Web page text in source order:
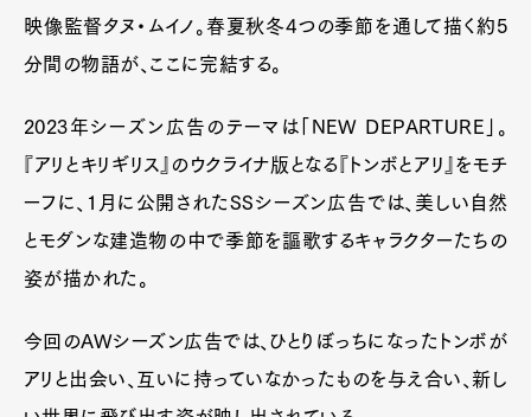
映像監督タヌ・ムイノ。春夏秋冬4つの季節を通して描く約5
分間の物語が、ここに完結する。
2023年シーズン広告のテーマは「NEW DEPARTURE」。
『アリとキリギリス』のウクライナ版となる『トンボとアリ』をモチ
ーフに、1月に公開されたSSシーズン広告では、美しい自然
とモダンな建造物の中で季節を謳歌するキャラクターたちの
姿が描かれた。
今回のAWシーズン広告では、ひとりぼっちになったトンボが
アリと出会い、互いに持っていなかったものを与え合い、新し